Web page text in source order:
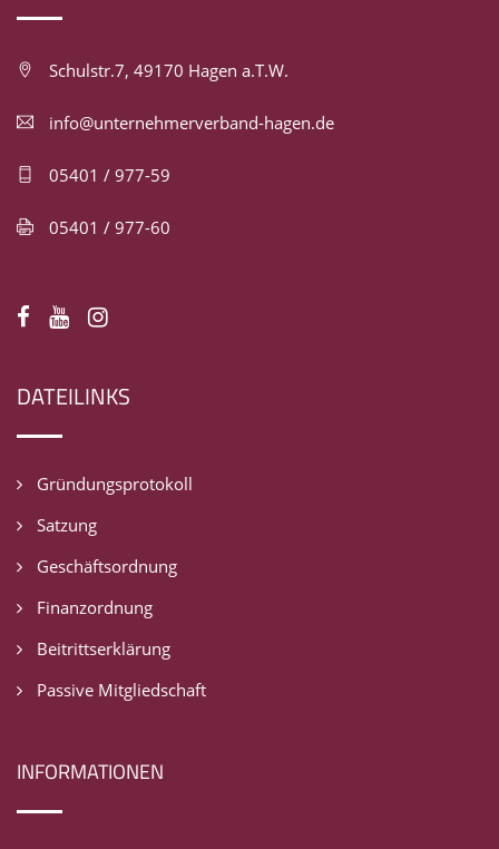
Schulstr.7, 49170 Hagen a.T.W.
info@unternehmerverband-hagen.de
05401 / 977-59
05401 / 977-60
DATEILINKS
Gründungsprotokoll
Satzung
Geschäftsordnung
Finanzordnung
Beitrittserklärung
Passive Mitgliedschaft
INFORMATIONEN